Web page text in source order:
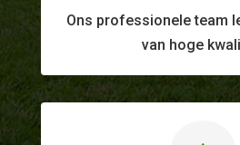
Ons professioneleteam
van hoge